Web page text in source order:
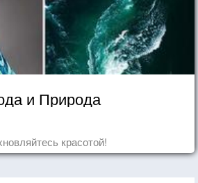
и Природа
красотой!